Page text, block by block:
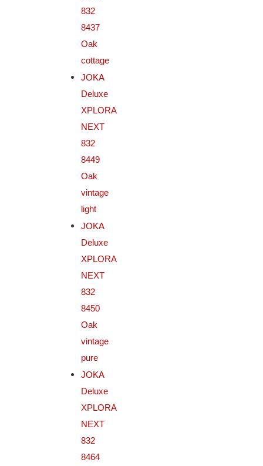
832
8437
Oak
cottage
JOKA
Deluxe
XPLORA
NEXT
832
8449
Oak
vintage
light
JOKA
Deluxe
XPLORA
NEXT
832
8450
Oak
vintage
pure
JOKA
Deluxe
XPLORA
NEXT
832
8464